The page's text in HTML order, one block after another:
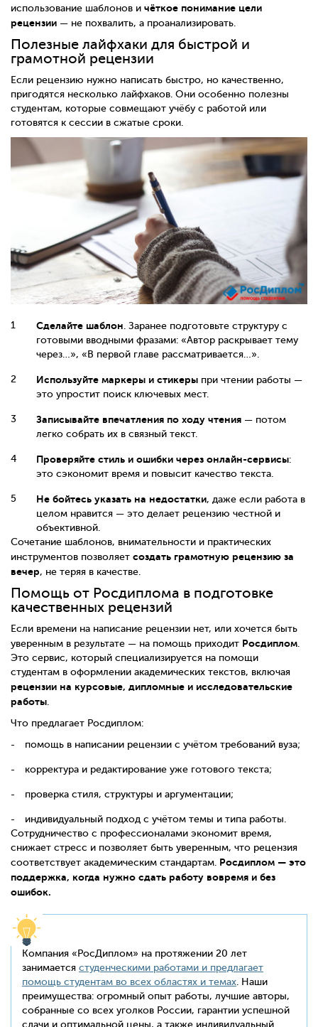
использование шаблонов и чёткое понимание цели
рецензии — не похвалить, а проанализировать.
Полезные лайфхаки для быстрой и
грамотной рецензии
Если рецензию нужно написать быстро, но качественно,
пригодятся несколько лайфхаков. Они особенно полезны
студентам, которые совмещают учёбу с работой или
готовятся к сессии в сжатые сроки.
Сделайте шаблон . Заранее подготовьте структуру с
готовыми вводными фразами: «Автор раскрывает тему
через…», «В первой главе рассматривается…».
Используйте маркеры и стикеры при чтении работы —
это упростит поиск ключевых мест.
Записывайте впечатления по ходу чтения — потом
легко собрать их в связный текст.
Проверяйте стиль и ошибки через онлайн-сервисы:
это сэкономит время и повысит качество текста.
Не бойтесь указать на недостатки, даже если работа в
целом нравится — это делает рецензию честной и
объективной.
Сочетание шаблонов, внимательности и практических
инструментов позволяет создать грамотную рецензию за
вечер, не теряя в качестве.
Помощь от Росдиплома в подготовке
качественных рецензий
Если времени на написание рецензии нет, или хочется быть
уверенным в результате — на помощь приходит Росдиплом
Это сервис, который специализируется на помощи
студентам в оформлении академических текстов, включая
рецензии на курсовые, дипломные и исследовательские
работы
Что предлагает Росдиплом:
помощь в написании рецензии с учётом требований вуза;
корректура и редактирование уже готового текста;
проверка стиля, структуры и аргументации;
индивидуальный подход с учётом темы и типа работы.
Сотрудничество с профессионалами экономит время,
снижает стресс и позволяет быть уверенным, что рецензия
соответствует академическим стандартам. Росдиплом — это
поддержка, когда нужно сдать работу вовремя и без
ошибок.
Компания «РосДиплом» на протяжении 20 лет
занимается студенческими работами и предлагает
помощь студентам во всех областях и темах . Наши
преимущества: огромный опыт работы, лучшие авторы,
собранные со всех уголков России, гарантии успешной
сдачи и оптимальной цены, а также индивидуальный